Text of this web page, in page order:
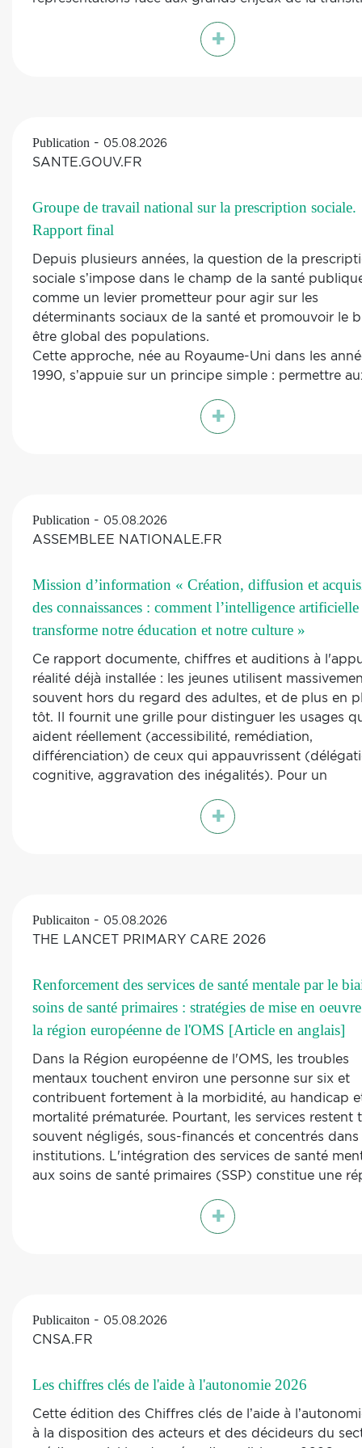
- enquêter de manière régulière auprès des
territoire métropolitain sur leurs représentations des
- tirer des profils qui permettent de mieux cibler le
socioprofessionnelles/niveaux de revenu ;
d’habitat et mode de vie urbain ou rural…
- recueillir un feedback sur des dispositifs (offre de
service public, aménagements, règlementations,
campagne de communication, etc.) existants ou
même leur mise en service, afin de tester leur
et les conditions de leur réussite, selon les profils.
+
Publication - 05.08.2026
SANTE.GOUV.FR
Groupe de travail national sur la prescription sociale.
Rapport final
Depuis plusieurs années, la question de la
sociale s’impose dans le champ de la santé
comme un levier prometteur pour agir sur les
déterminants sociaux de la santé et promouvoir le
être global des populations.
Cette approche, née au Royaume-Uni dans les
1990, s’appuie sur un principe simple : permettre
généralistes — d’orienter leurs patients vers des
sociales, culturelles, sportives ou communautaires
grandes orientations nationales de prévention et de
route santé mentale et psychiatrie, et les actions de
contre les inégalités sociales et territoriales de
renforcement de la santé communautaire. La
réflexion nationale sur la mise en œuvre
de la prescription sociale dans le contexte français,
partenariat avec la Caisse nationale de l’Assurance
maladie (CNAM) et avec l’appui d’experts issus des
secteurs médical, académique, social et territorial.
+
Publication - 05.08.2026
ASSEMBLEE NATIONALE.FR
Mission d’information « Création, diffusion et
des connaissances : comment l’intelligence artificielle
transforme notre éducation et notre culture »
Ce rapport documente, chiffres et auditions à
réalité déjà installée : les jeunes utilisent
souvent hors du regard des adultes, et de plus en
tôt. Il fournit une grille pour distinguer les usages
aident réellement (accessibilité, remédiation,
différenciation) de ceux qui appauvrissent
cognitive, aggravation des inégalités). Pour un
positionnement : il permet d'objectiver ce qu'on
déjà et d'ancrer un discours ni technophobe ni naïf.
+
Publicaiton - 05.08.2026
THE LANCET PRIMARY CARE 2026
Renforcement des services de santé mentale par le
soins de santé primaires : stratégies de mise en
la région européenne de l'OMS [Article en anglais]
Dans la Région européenne de l'OMS, les troubles
mentaux touchent environ une personne sur six et
contribuent fortement à la morbidité, au handicap
mortalité prématurée. Pourtant, les services restent
souvent négligés, sous-financés et concentrés dans
institutions. L'intégration des services de santé
aux soins de santé primaires (SSP) constitue une
augmentent dans un contexte de conflits,
économique, de crises climatiques, de
partir d'un document d'orientation du Bureau
l'ensemble de la Région européenne de l'OMS.
identifions quatre stratégies clés pour étendre les
de santé mentale par le biais des SSP : renforcer les
+
Publicaiton - 05.08.2026
CNSA.FR
Les chiffres clés de l'aide à l'autonomie 2026
Cette édition des Chiffres clés de l’aide à
à la disposition des acteurs et des décideurs du